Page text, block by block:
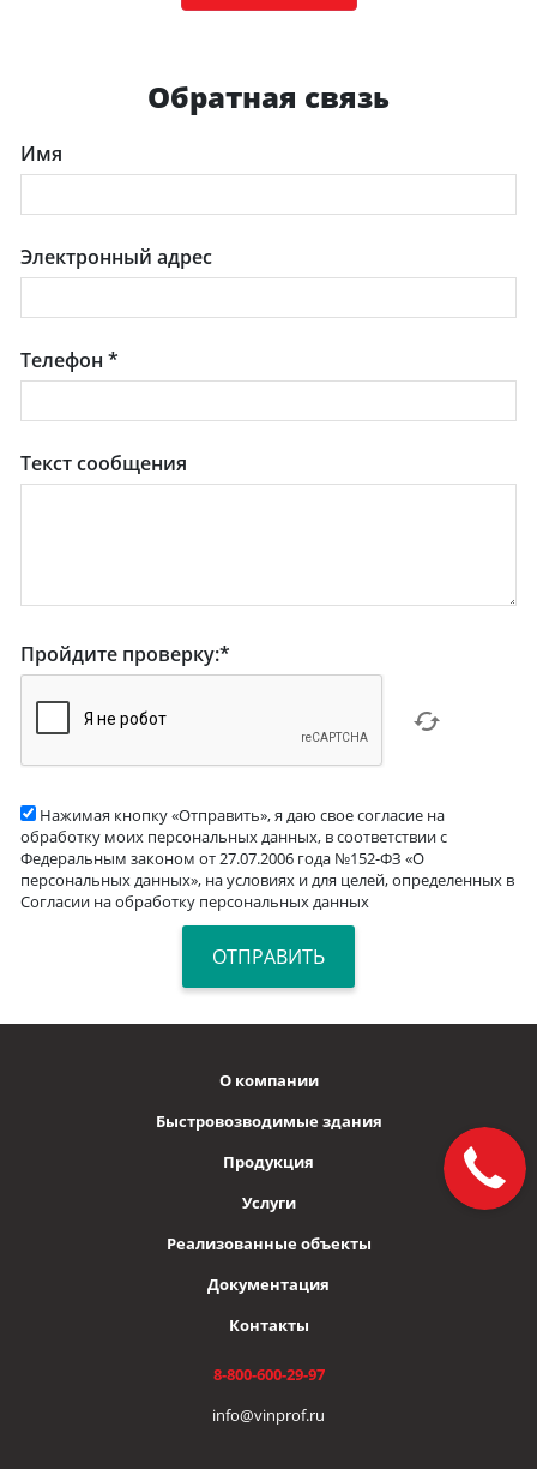
Обратная связь
Имя
Электронный адрес
Телефон*
Текст сообщения
Пройдите проверку:*
Нажимая кнопку «Отправить», я даю свое согласие на
обработку моих персональных данных, в соответствии с
Федеральным законом от 27.07.2006 года №152-ФЗ «О
персональных данных», на условиях и для целей, определенных в
Согласии на обработку персональных данных
О компании
Быстровозводимые здания
Продукция
Услуги
Реализованные объекты
Документация
Контакты
8-800-600-29-97
info@vinprof.ru